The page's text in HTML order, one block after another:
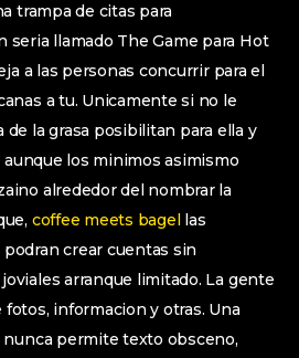
trampa de citas para
seri­a llamado The Game para Hot
a las personas concurrir para el
a tu. Unicamente si no le
la grasa posibilitan para ella y
aunque los minimos asimismo
alrededor del nombrar la
coffee meets bagellas
crear cuentas sin
arranque limitado. La gente
informacion y otras. Una
permite texto obsceno,